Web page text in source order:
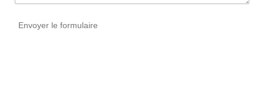
Envoyer le formulaire